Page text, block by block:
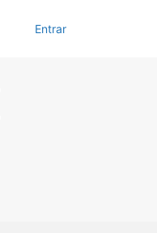
Entrar